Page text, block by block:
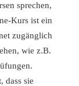
sprechen,
Kurs ist ein
zugänglich
wie z.B.
dass sie